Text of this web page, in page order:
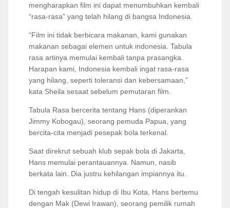
mengharapkan film ini dapat menumbuhkan kembali
“rasa-rasa” yang telah hilang di bangsa Indonesia.
“Film ini tidak berbicara makanan, kami gunakan
makanan sebagai elemen untuk indonesia. Tabula
rasa artinya memulai kembali tanpa prasangka.
Harapan kami, Indonesia kembali ingat rasa-rasa
yang hilang, seperti toleransi dan kebersamaan,”
kata Sheila sesaat sebelum pemutaran film.
Tabula Rasa bercerita tentang Hans (diperankan
Jimmy Kobogau), seorang pemuda Papua, yang
bercita-cita menjadi pesepak bola terkenal.
Saat direkrut sebuah klub sepak bola di Jakarta,
Hans memulai perantauannya. Namun, nasib
berkata lain. Dia justru kehilangan impiannya itu.
Di tengah kesulitan hidup di Ibu Kota, Hans bertemu
dengan Mak (Dewi Irawan), seorang pemilik rumah